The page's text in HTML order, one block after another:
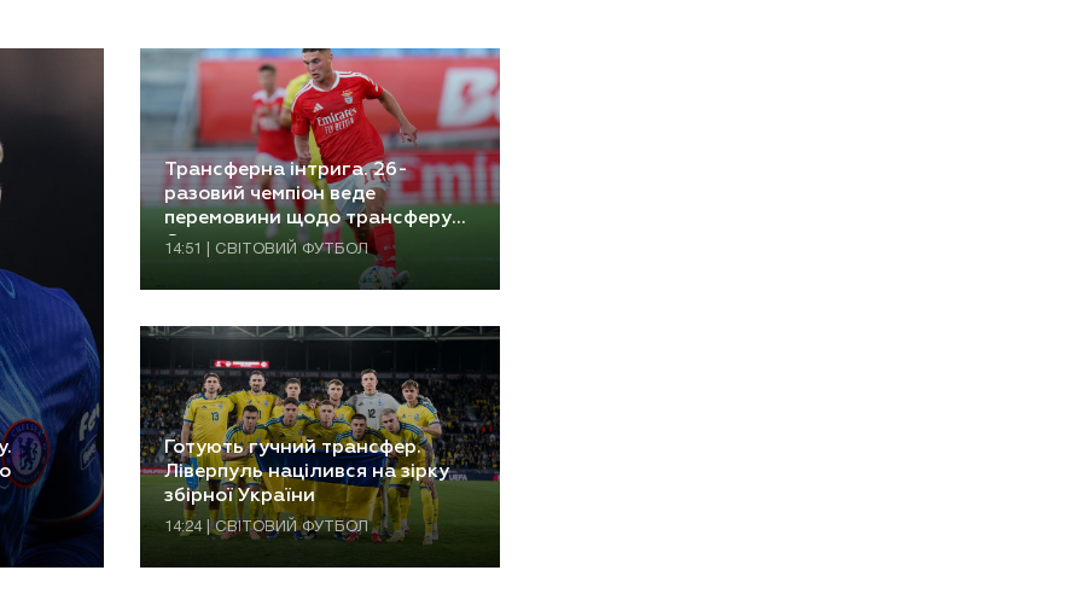
Трансферна інтрига. 26-
разовий чемпіон веде
перемовини щодо трансферу
Судакова
14:51 | СВІТОВИЙ ФУТБОЛ
Готують гучний трансфер.
Ліверпуль націлився на зірку
збірної України
14:24 | СВІТОВИЙ ФУТБОЛ